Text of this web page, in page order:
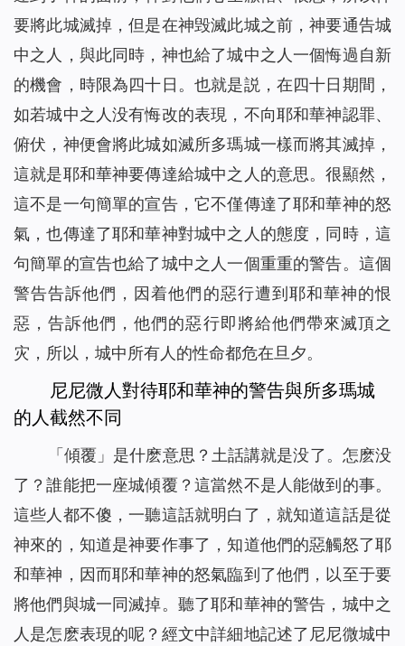
要將此城滅掉，但是在神毁滅此城之前，神要通告城
中之人，與此同時，神也給了城中之人一個悔過自新
的機會，時限為四十日。也就是説，在四十日期間，
如若城中之人没有悔改的表現，不向耶和華神認罪、
俯伏，神便會將此城如滅所多瑪城一樣而將其滅掉，
這就是耶和華神要傳達給城中之人的意思。很顯然，
這不是一句簡單的宣告，它不僅傳達了耶和華神的怒
氣，也傳達了耶和華神對城中之人的態度，同時，這
句簡單的宣告也給了城中之人一個重重的警告。這個
警告告訴他們，因着他們的惡行遭到耶和華神的恨
惡，告訴他們，他們的惡行即將給他們帶來滅頂之
灾，所以，城中所有人的性命都危在旦夕。
尼尼微人對待耶和華神的警告與所多瑪城
的人截然不同
「傾覆」是什麽意思？土話講就是没了。怎麽没
了？誰能把一座城傾覆？這當然不是人能做到的事。
這些人都不傻，一聽這話就明白了，就知道這話是從
神來的，知道是神要作事了，知道他們的惡觸怒了耶
和華神，因而耶和華神的怒氣臨到了他們，以至于要
將他們與城一同滅掉。聽了耶和華神的警告，城中之
人是怎麽表現的呢？經文中詳細地記述了尼尼微城中